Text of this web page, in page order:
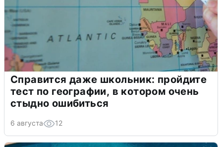
Справится даже школьник: пройдите
тест по географии, в котором очень
стыдно ошибиться
6 августа 12